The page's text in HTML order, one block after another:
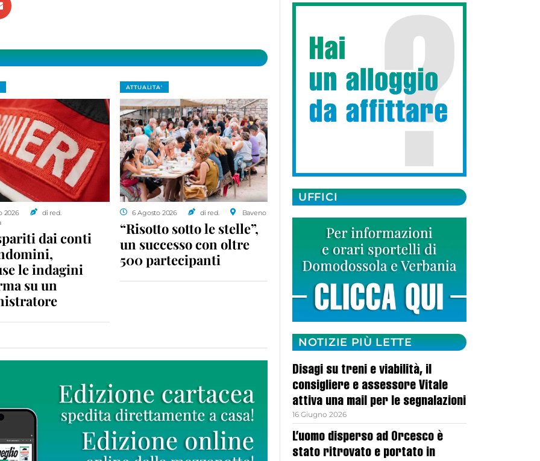
2026
di red.
dai conti
le indagini
su un
ATTUALITA'
6 Agosto 2026 di red. Baveno
“Risotto sotto le stelle”,
un successo con oltre
500 partecipanti
UFFICI
NOTIZIE PIÙ LETTE
Disagi su treni e viabilità, il
consigliere e assessore Vitale
attiva una mail per le segnalazioni
16 Giugno 2026
L’uomo disperso ad Orcesco è
stato ritrovato e portato in